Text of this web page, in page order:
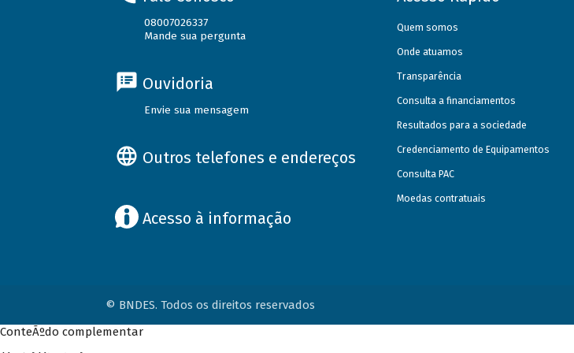
08007026337
Mande sua pergunta
Ouvidoria
Envie sua mensagem
Outros telefones e endereços
Acesso à informação
Quem somos
Onde atuamos
Transparência
Consulta a financiamentos
Resultados para a sociedade
Credenciamento de Equipamentos
Consulta PAC
Moedas contratuais
© BNDES. Todos os direitos reservados
ConteÃºdo complementar